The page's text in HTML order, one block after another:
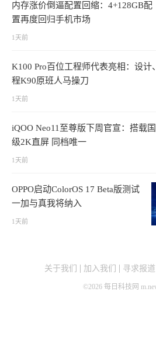
内存涨价倒逼配置回缩：4+128GB配
置再度回归手机市场
1天前
K100 Pro百位工程师代表亮相：设计
程K90原班人马操刀
1天前
iQOO Neo11至尊版下周官宣：搭载
级2K直屏 同档唯一
1天前
OPPO启动ColorOS 17 Beta版测试
一加与真我将纳入
1天前
关于我们 加入我们 寻求报道
©2026 每日科技网